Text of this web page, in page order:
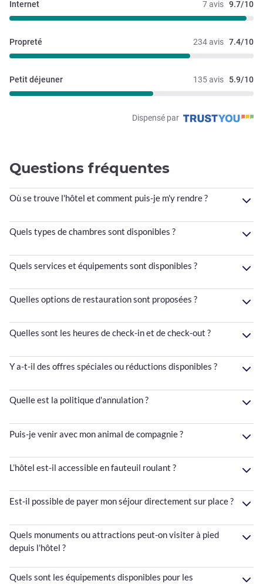
7 avis 9.7/10
Internet
234 avis 7.4/10
Propreté
135 avis 5.9/10
Petit déjeuner
Dispensé par
Questions fréquentes
Où se trouve l'hôtel et comment puis-je m'y rendre ?
Quels types de chambres sont disponibles ?
Quels services et équipements sont disponibles ?
Quelles options de restauration sont proposées ?
Quelles sont les heures de check-in et de check-out ?
Y a-t-il des offres spéciales ou réductions disponibles ?
Quelle est la politique d'annulation ?
Puis-je venir avec mon animal de compagnie ?
L’hôtel est-il accessible en fauteuil roulant ?
Est-il possible de payer mon séjour directement sur place ?
Quels monuments ou attractions peut-on visiter à pied
depuis l'hôtel ?
Quels sont les équipements disponibles pour les